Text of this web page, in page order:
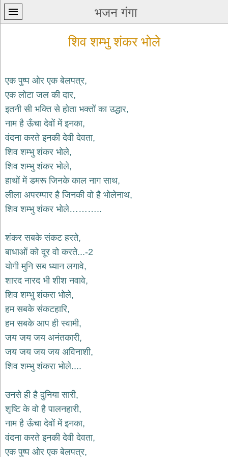
भजन गंगा
प्रथम
पन्ना
home
कृष्ण
भजन
krishna
bhajans
शिव
भजन
bhajans
भजन
hanuman
bhajans
साईं
भजन
bhajans
जैन
भजन
jain
bhajans
भजन
गणेश
भजन
ganesh
bhajans
राम
शिव शम्भु शंकर भोले
एक पुष्प ओर एक बेलपत्र,
एक लोटा जल की दार,
इतनी सी भक्ति से होता भक्तों का उद्धार,
नाम है ऊँचा देवों में इनका,
वंदना करते इनकी देवी देवता,
शिव शम्भु शंकर भोले,
शिव शम्भु शंकर भोले,
हाथों में डमरू जिनके काल नाग साथ,
लीला अपरम्पार है जिनकी वो है भोलेनाथ,
शिव शम्भु शंकर भोले………..
शंकर सबके संकट हरते,
बाधाओं को दूर वो करते...-2
योगी मुनि सब ध्यान लगावे,
शारद नारद भी शीश नवावे,
शिव शम्भु शंकरा भोले,
हम सबके संकटहारि,
हम सबके आप ही स्वामी,
जय जय जय अनंतकारी,
जय जय जय जय अविनाशी,
शिव शम्भु शंकरा भोले....
उनसे ही है दुनिया सारी,
शृष्टि के वो है पालनहारी,
नाम है ऊँचा देवों में इनका,
वंदना करते इनकी देवी देवता,
एक पुष्प ओर एक बेलपत्र,